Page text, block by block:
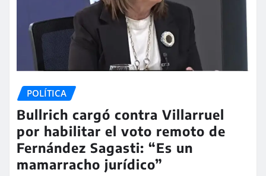
POLÍTICA
Bullrich cargó contra Villarruel
por habilitar el voto remoto de
Fernández Sagasti: “Es un
mamarracho jurídico”